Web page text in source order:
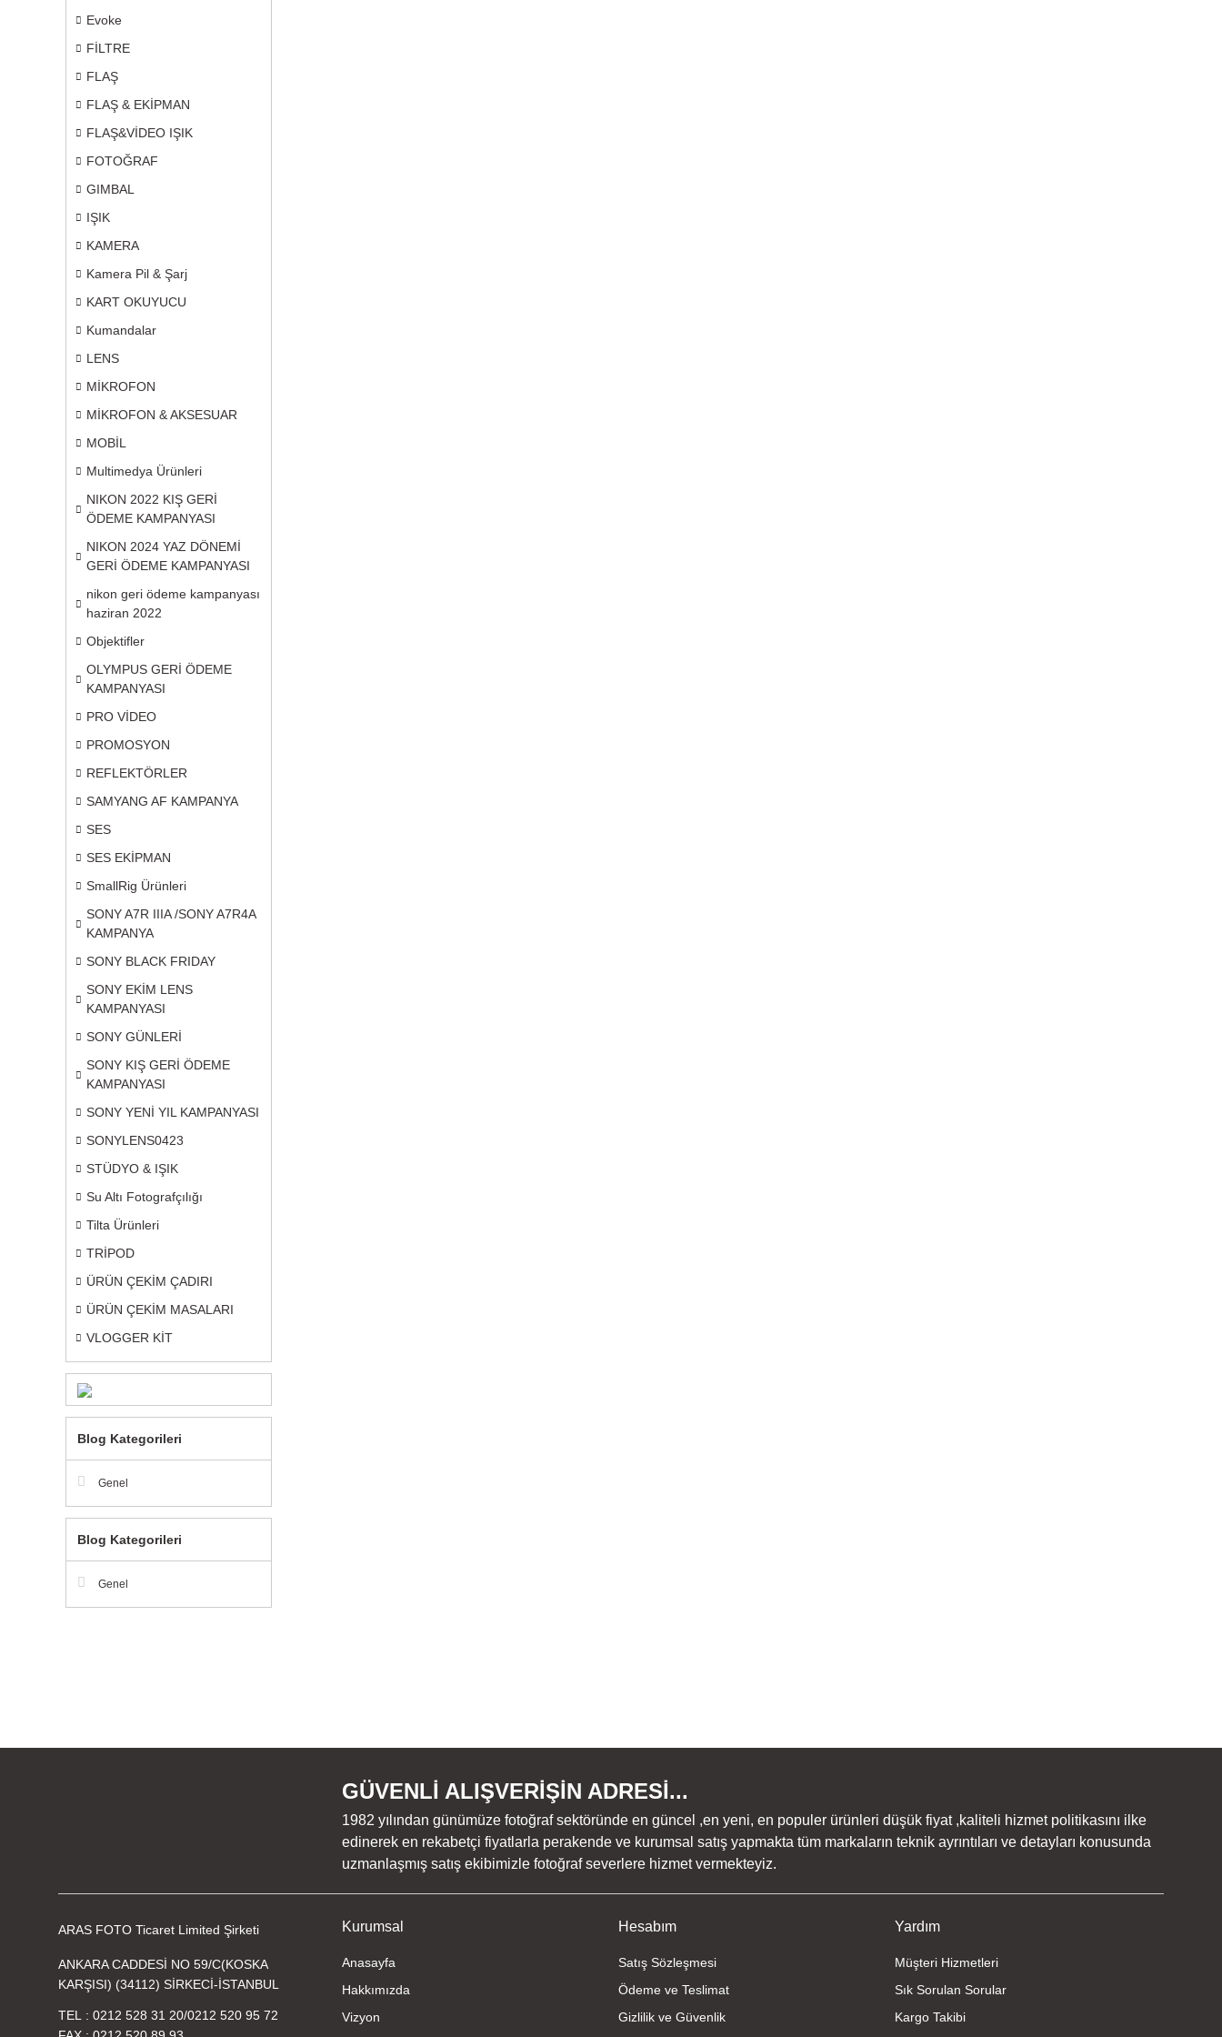
Evoke
FİLTRE
FLAŞ
FLAŞ & EKİPMAN
FLAŞ&VİDEO IŞIK
FOTOĞRAF
GIMBAL
IŞIK
KAMERA
Kamera Pil & Şarj
KART OKUYUCU
Kumandalar
LENS
MİKROFON
MİKROFON & AKSESUAR
MOBİL
Multimedya Ürünleri
NIKON 2022 KIŞ GERİ
ÖDEME KAMPANYASI
NIKON 2024 YAZ DÖNEMİ
GERİ ÖDEME KAMPANYASI
nikon geri ödeme kampanyası
haziran 2022
Objektifler
OLYMPUS GERİ ÖDEME
KAMPANYASI
PRO VİDEO
PROMOSYON
REFLEKTÖRLER
SAMYANG AF KAMPANYA
SES
SES EKİPMAN
SmallRig Ürünleri
SONY A7R IIIA /SONY A7R4A
KAMPANYA
SONY BLACK FRIDAY
SONY EKİM LENS
KAMPANYASI
SONY GÜNLERİ
SONY KIŞ GERİ ÖDEME
KAMPANYASI
SONY YENİ YIL KAMPANYASI
SONYLENS0423
STÜDYO & IŞIK
Su Altı Fotografçılığı
Tilta Ürünleri
TRİPOD
ÜRÜN ÇEKİM ÇADIRI
ÜRÜN ÇEKİM MASALARI
VLOGGER KİT
Blog Kategorileri
Genel
Blog Kategorileri
Genel
GÜVENLİ ALIŞVERİŞİN ADRESİ...
1982 yılından günümüze fotoğraf sektöründe en güncel ,en yeni, en populer ürünleri düşük fiyat ,kaliteli hizmet politikasını ilke
edinerek en rekabetçi fiyatlarla perakende ve kurumsal satış yapmakta tüm markaların teknik ayrıntıları ve detayları konusunda
uzmanlaşmış satış ekibimizle fotoğraf severlere hizmet vermekteyiz.
ARAS FOTO Ticaret Limited Şirketi
ANKARA CADDESİ NO 59/C(KOSKA
KARŞISI) (34112) SİRKECİ-İSTANBUL
TEL 0212 528 31 20/0212 520 95 72
Kurumsal
Anasayfa
Hakkımızda
Vizyon
Hesabım
Satış Sözleşmesi
Ödeme ve Teslimat
Gizlilik ve Güvenlik
Yardım
Müşteri Hizmetleri
Sık Sorulan Sorular
Kargo Takibi